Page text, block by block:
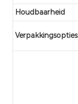
Houdbaarheid
Verpakkingsopties